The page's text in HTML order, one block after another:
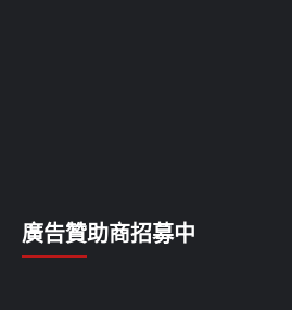
廣告贊助商招募中